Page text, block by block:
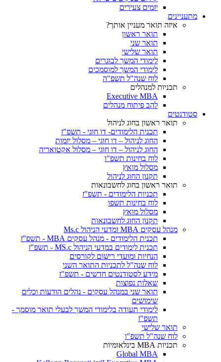
יזמים צעירים
מתעניינים
איזה תואר מעניין אותך?
תואר ראשון
תואר שני
תואר שלישי
לימודי המשך לבוגרים
לימודי המשך למוסמכים
לוח שנה"ל תשפ"ה
תכניות למנהלים
Executive MBA
להב פיתוח מנהלים
סטודנטים
תואר ראשון בחוג לניהול
תכנית הלימודים- דו חוגי - תשפ"ז
החוג לניהול – דו חוגי – מסלול יזמות
החוג לניהול – דו חוגי – מסלול אקטואריה
לוח בחינות תשפ"ו
מסלול מואץ
תקנון החוג לניהול
תואר ראשון בחוג לחשבונאות
תכניות הלימודים - תשפ"ז
לוח בחינות תשפו
מסלול מואץ
תקנון החוג לחשבונאות
מנהל עסקים MBA ומדעי הניהול Ms.c
תכנית הלימודים - מנהל עסקים MBA - תשפ"ז
תכנית לימודים במדעי הניהול MS.c - תשפ"ז
הנחיות ומועדי רישום לקורסים
לוח שנה"ל לתכניות התואר השני
מידע לסטודנטים חדשים - תשפ"ז
שאלות נפוצות
תואר שני במנהל עסקים - נהלים הודעות וכלים
שימושים
לימודי תעודה בלימודי המשך לבעלי תואר מוסמך -
תשפ"ז
תואר שלישי
לוח שנה"ל תשפ"ו
תכניות MBA בינלאומיות
Global MBA